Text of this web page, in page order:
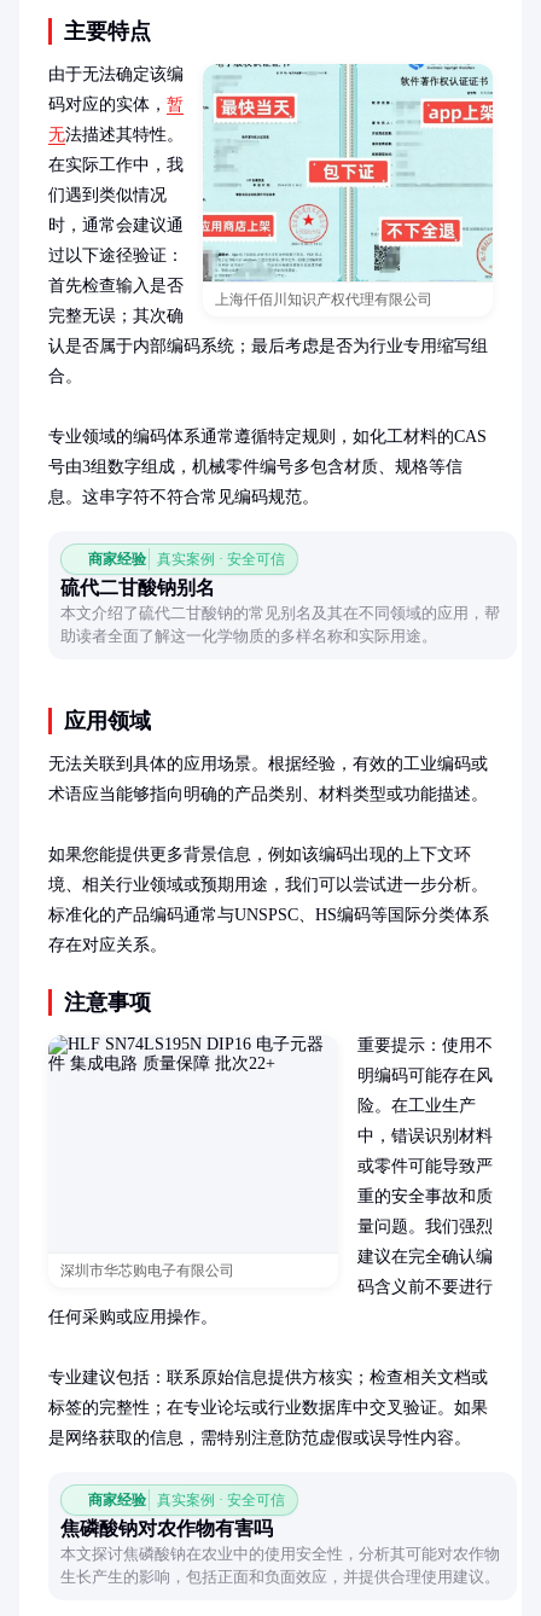
主要特点
上海仟佰川知识产权代理有限公司
由于无法确定该编
码对应的实体， 暂
无法描述其特性。
在实际工作中，我
们遇到类似情况
时，通常会建议通
过以下途径验证：
首先检查输入是否
完整无误；其次确
认是否属于内部编码系统；最后考虑是否为行业专用缩写组
合。
专业领域的编码体系通常遵循特定规则，如化工材料的CAS
号由3组数字组成，机械零件编号多包含材质、规格等信
息。这串字符不符合常见编码规范。
商家经验 真实案例 · 安全可信
硫代二甘酸钠别名
本文介绍了硫代二甘酸钠的常见别名及其在不同领域的应用，帮
助读者全面了解这一化学物质的多样名称和实际用途。
应用领域
无法关联到具体的应用场景。根据经验，有效的工业编码或
术语应当能够指向明确的产品类别、材料类型或功能描述。
如果您能提供更多背景信息，例如该编码出现的上下文环
境、相关行业领域或预期用途，我们可以尝试进一步分析。
标准化的产品编码通常与UNSPSC、HS编码等国际分类体系
存在对应关系。
注意事项
深圳市华芯购电子有限公司
重要提示：使用不
明编码可能存在风
险。在工业生产
中，错误识别材料
或零件可能导致严
重的安全事故和质
量问题。我们强烈
建议在完全确认编
码含义前不要进行
任何采购或应用操作。
专业建议包括：联系原始信息提供方核实；检查相关文档或
标签的完整性；在专业论坛或行业数据库中交叉验证。如果
是网络获取的信息，需特别注意防范虚假或误导性内容。
商家经验 真实案例 · 安全可信
焦磷酸钠对农作物有害吗
本文探讨焦磷酸钠在农业中的使用安全性，分析其可能对农作物
生长产生的影响，包括正面和负面效应，并提供合理使用建议。